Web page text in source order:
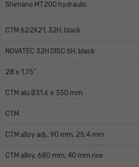
Shimano MT200 hydraulic
CTM 622X21, 32H, black
NOVATEC 32H DISC 6H, black
28 x 1.75"
CTM alu Ø31.6 x 350 mm
CTM
CTM alloy adj., 90 mm, 25.4 mm
CTM alloy, 680 mm, 40 mm rise